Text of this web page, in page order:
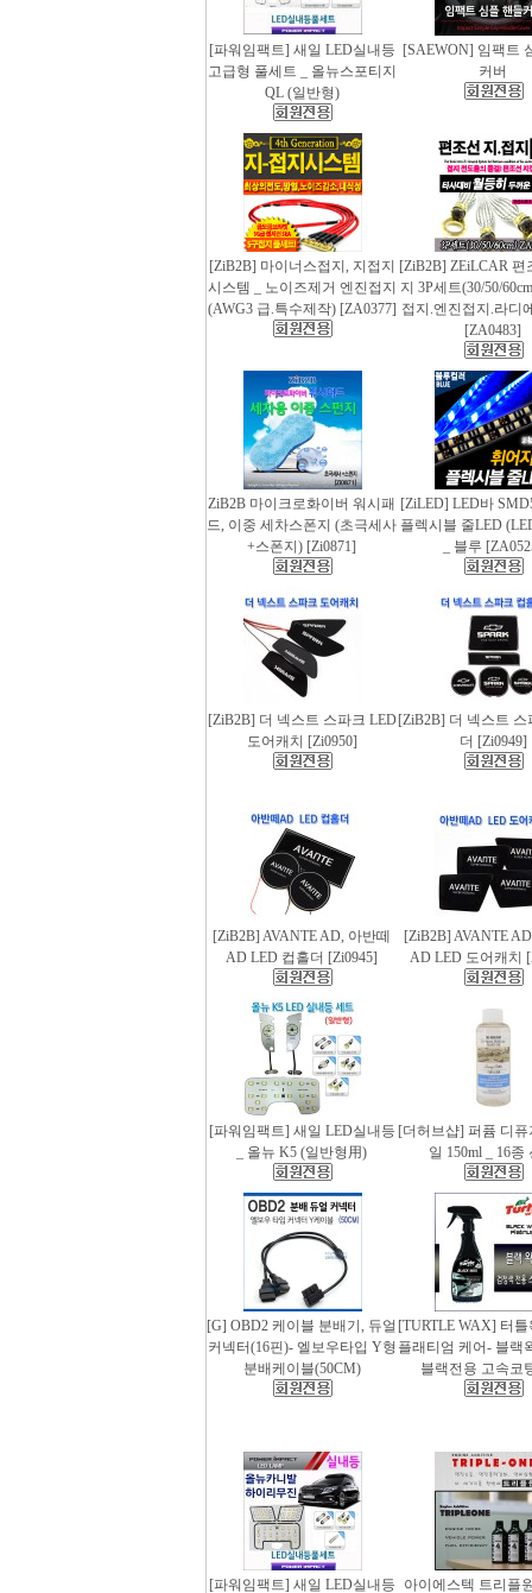
[파워임팩트] 새일 LED실내등
고급형 풀세트 _ 올뉴스포티지
QL (일반형)
[SAEWON] 임팩트
커버
[ZiB2B] 마이너스접지, 지접지
시스템 _ 노이즈제거 엔진접지
(AWG3 급.특수제작) [ZA0377]
[ZiB2B] ZEiLCAR 편
지 3P세트(30/50/
접지.엔진접지.라디
[ZA0483]
ZiB2B 마이크로화이버 워시패
드, 이중 세차스폰지 (초극세사
+스폰지) [Zi0871]
[ZiLED] LED바
플렉시블 줄LED
_ 블루
[ZiB2B] 더 넥스트 스파크 LED
도어캐치 [Zi0950]
[ZiB2B] 더 넥스트 스
더 [Zi0949]
[ZiB2B] AVANTE AD, 아반떼
AD LED 컵홀더 [Zi0945]
[ZiB2B] AVANTE
AD LED 도어캐치
[파워임팩트] 새일 LED실내등
_ 올뉴 K5 (일반형用)
[더허브샵] 퍼퓸 디
일 150ml _ 16종
[G] OBD2 케이블 분배기, 듀얼
커넥터(16핀)- 엘보우타입 Y형
분배케이블(50CM)
[TURTLE WAX] 터
플래티엄 케어- 블랙
블랙전용 고속코
[파워임팩트] 새일 LED실내등 아이에스텍 트리플